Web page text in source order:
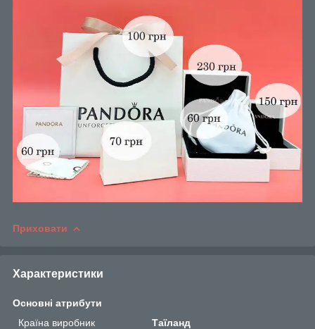
Приховати
Характеристики
Основні атрибути
Країна виробник
Таїланд